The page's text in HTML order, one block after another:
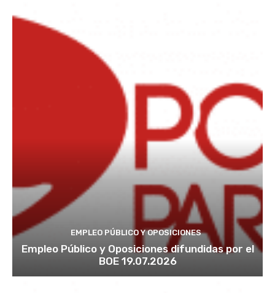
EMPLEO PÚBLICO Y OPOSICIONES
Empleo Público y Oposiciones difundidas por el
BOE 19.07.2026